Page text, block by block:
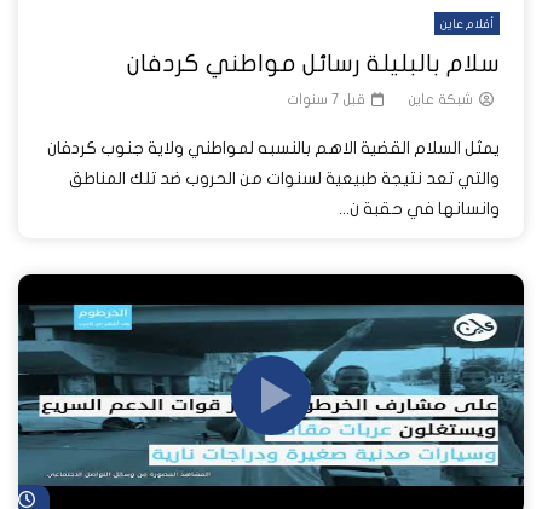
أفلام عاين
سلام بالبليلة رسائل مواطني كردفان
شبكة عاين قبل 7 سنوات
يمثل السلام القضية الاهم بالنسبه لمواطني ولاية جنوب كردفان
والتي تعد نتيجة طبيعية لسنوات من الحروب ضد تلك المناطق
وانسانها في حقبة ن...